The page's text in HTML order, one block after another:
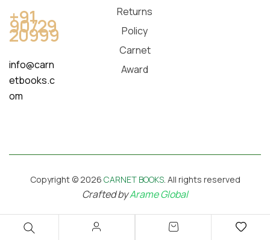
+91
90729
20999
info@carn
etbooks.c
om
Returns
Policy
Carnet
Award
Copyright © 2026 CARNET BOOKS. All rights reserved
Crafted byArame Global